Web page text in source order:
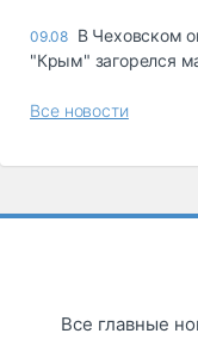
09.08 В Чеховском
"Крым" загорелся
Все новости
Все главные